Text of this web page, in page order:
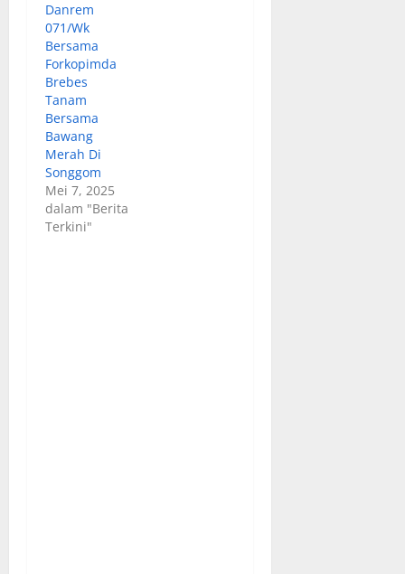
Danrem
071/Wk
Bersama
Forkopimda
Brebes
Tanam
Bersama
Bawang
Merah Di
Songgom
Mei 7, 2025
dalam "Berita
Terkini"